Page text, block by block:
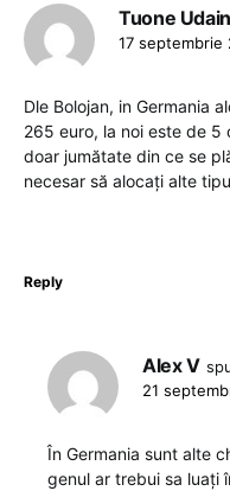
Tuone
17 septembrie
Dle Bolojan, in Germania
265 euro, la noi este de
doar jumătate din ce se
necesar să alocați alte
Reply
Alex V
21
În Germania sunt alte
genul ar trebui sa luați